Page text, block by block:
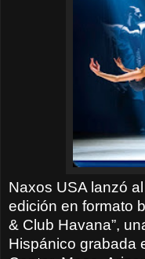
Naxos USA lanzó
edición en formato
& Club Havana”,
Hispánico grabada